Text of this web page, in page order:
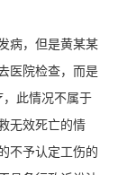
病，但是黄某某
医院检查，而是
，此情况不属于
无效死亡的情
不予认定工伤的